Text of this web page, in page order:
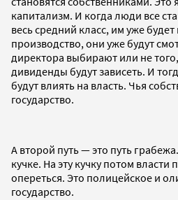
капитализм. И когда люди все
весь средний класс, им уже
производство, они уже будут
директора выбирают или не
дивиденды будут зависеть. И
будут влиять на власть. Чья
государство.
А второй путь — это путь
кучке. На эту кучку потом власти
опереться. Это полицейское и
государство.